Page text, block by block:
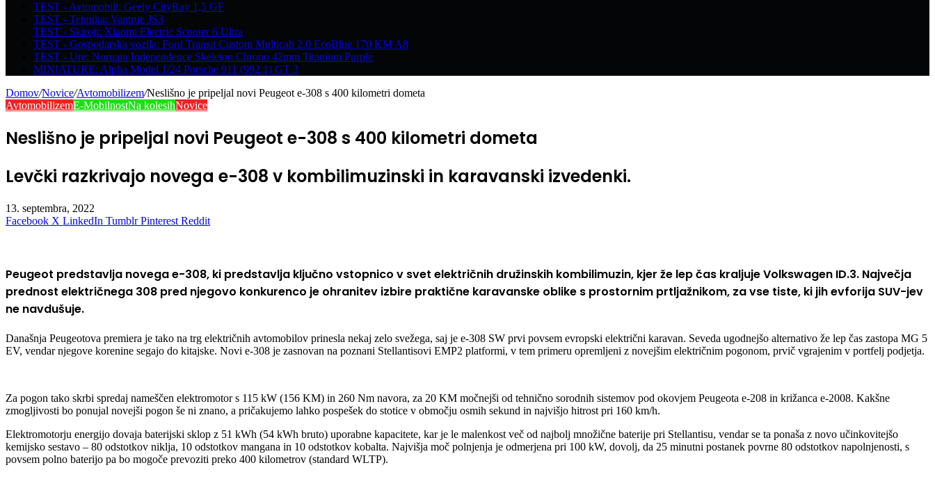
TEST - Avtomobili: Geely CityRay 1,5 GF
TEST - Tehnika: Vantrue JS3
TEST - Skiroji: Xiaomi Electric Scooter 6 Ultra
TEST - Gospodarska vozila: Ford Transit Custom Multicab 2.0 EcoBlue 170 KM A8
TEST - Ure: Norqain Independence Skeleton Chrono 42mm Titanium Purple
MINIATURE: Alpha Model 1/24 Porsche 911 (992.1) GT 3
Domov/Novice/Avtomobilizem/Neslišno je pripeljal novi Peugeot e-308 s 400 kilometri dometa
AvtomobilizemE-MobilnostNa kolesihNovice
Neslišno je pripeljal novi Peugeot e-308 s 400 kilometri dometa
Levčki razkrivajo novega e-308 v kombilimuzinski in karavanski izvedenki.
13. septembra, 2022
Facebook X LinkedIn Tumblr Pinterest Reddit
Peugeot predstavlja novega e-308, ki predstavlja ključno vstopnico v svet električnih družinskih kombilimuzin, kjer že lep čas kraljuje Volkswagen ID.3. Največja
prednost električnega 308 pred njegovo konkurenco je ohranitev izbire praktične karavanske oblike s prostornim prtljažnikom, za vse tiste, ki jih evforija SUV-jev
ne navdušuje.
Današnja Peugeotova premiera je tako na trg električnih avtomobilov prinesla nekaj zelo svežega, saj je e-308 SW prvi povsem evropski električni karavan. Seveda ugodnejšo alternativo že lep čas zastopa MG 5
EV, vendar njegove korenine segajo do kitajske. Novi e-308 je zasnovan na poznani Stellantisovi EMP2 platformi, v tem primeru opremljeni z novejšim električnim pogonom, prvič vgrajenim v portfelj podjetja.
Za pogon tako skrbi spredaj nameščen elektromotor s 115 kW (156 KM) in 260 Nm navora, za 20 KM močnejši od tehnično sorodnih sistemov pod okovjem Peugeota e-208 in križanca e-2008. Kakšne
zmogljivosti bo ponujal novejši pogon še ni znano, a pričakujemo lahko pospešek do stotice v območju osmih sekund in najvišjo hitrost pri 160 km/h.
Elektromotorju energijo dovaja baterijski sklop z 51 kWh (54 kWh bruto) uporabne kapacitete, kar je le malenkost več od najbolj množične baterije pri Stellantisu, vendar se ta ponaša z novo učinkovitejšo
kemijsko sestavo – 80 odstotkov niklja, 10 odstotkov mangana in 10 odstotkov kobalta. Najvišja moč polnjenja je odmerjena pri 100 kW, dovolj, da 25 minutni postanek povrne 80 odstotkov napolnjenosti, s
povsem polno baterijo pa bo mogoče prevoziti preko 400 kilometrov (standard WLTP).